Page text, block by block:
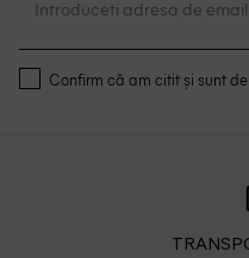
Confirm că am citit și sunt